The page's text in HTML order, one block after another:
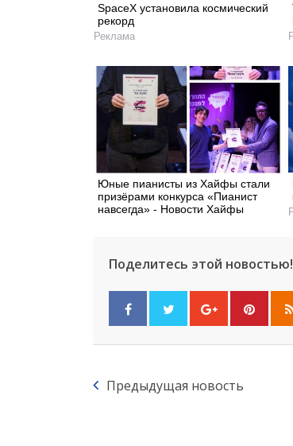
SpaceX установила космический
рекорд
Реклама
Юные пианисты из Хайфы стали
призёрами конкурса «Пианист
навсегда» - Новости Хайфы
Поделитесь этой новостью!
Предыдущая новость